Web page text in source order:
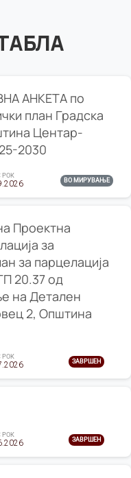
АНКЕТА по
план Градска
Центар-
2030
РОК
ВО МИРУВАЊЕ
Проектна
за
за парцелација
20.37 од
на Детален
2, Општина
РОК
ЗАВРШЕН
РОК
ЗАВРШЕН